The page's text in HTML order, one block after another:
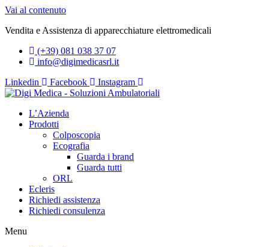
Vai al contenuto
Vendita e Assistenza di apparecchiature elettromedicali
(+39) 081 038 37 07
info@digimedicasrl.it
Linkedin
Facebook Instagram
L’Azienda
Prodotti
Colposcopia
Ecografia
Guarda i brand
Guarda tutti
ORL
Ecleris
Richiedi assistenza
Richiedi consulenza
Menu